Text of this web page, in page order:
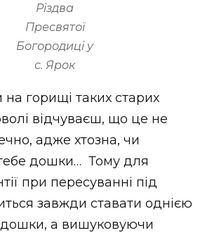
Різдва
Пресвятої
Богородиці у
с. Ярок
горищі таких старих
відчуваєш, що це не
адже хтозна, чи
дошки… Тому для
при пересуванні під
завжди ставати однією
а вишуковуючи